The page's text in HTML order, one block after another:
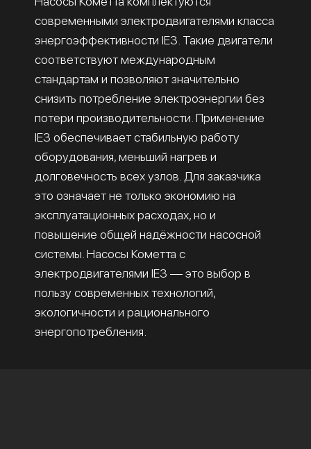
современными электродвигателями класса
энергоэффективности IE3. Такие двигатели
соответствуют международным
стандартам и позволяют значительно
снизить потребление электроэнергии без
потери производительности. Применение
IE3 обеспечивает стабильную работу
оборудования, меньший нагрев и
долговечность всех узлов. Для заказчика
это означает не только экономию на
эксплуатационных расходах, но и
повышение общей надёжности насосной
системы. Насосы Кометта с
электродвигателями IE3 — это выбор в
пользу современных технологий,
экологичности и рационального
энергопотребления.